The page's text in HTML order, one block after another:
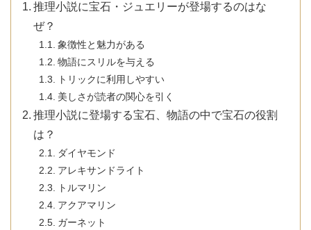
推理小説に宝石・ジュエリーが登場するのはな
ぜ？
象徴性と魅力がある
物語にスリルを与える
トリックに利用しやすい
美しさが読者の関心を引く
推理小説に登場する宝石、物語の中で宝石の役割
は？
ダイヤモンド
アレキサンドライト
トルマリン
アクアマリン
ガーネット